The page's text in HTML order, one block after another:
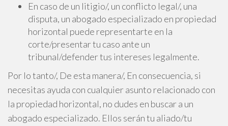
En caso de un litigio/, un conflicto legal/, una
disputa, un abogado especializado en propiedad
horizontal puede representarte en la
corte/presentar tu caso ante un
tribunal/defender tus intereses legalmente.
Por lo tanto/, De esta manera/, En consecuencia, si
necesitas ayuda con cualquier asunto relacionado con
la propiedad horizontal, no dudes en buscar a un
abogado especializado. Ellos serán tu aliado/tu